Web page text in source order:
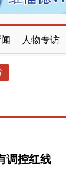
人物专访
调控红线